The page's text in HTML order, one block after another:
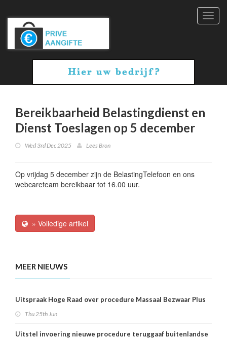
Bereikbaarheid Belastingdienst en
Dienst Toeslagen op 5 december
Wed 3rd Dec 2025 Lees Bron
Op vrijdag 5 december zijn de BelastingTelefoon en ons
webcareteam bereikbaar tot 16.00 uur.
» Volledige artikel
MEER NIEUWS
Uitspraak Hoge Raad over procedure Massaal Bezwaar Plus
Thu 25th Jun
Uitstel invoering nieuwe procedure teruggaaf buitenlandse